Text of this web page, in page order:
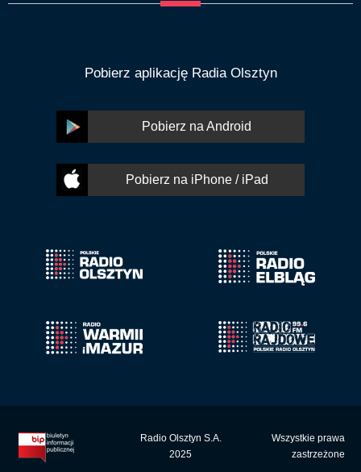
Pobierz aplikację Radia Olsztyn
Pobierz na Android
Pobierz na iPhone / iPad
Radio Olsztyn S.A.
2025
Wszystkie prawa
zastrzeżone